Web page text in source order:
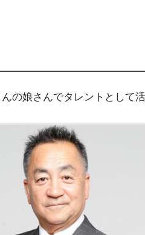
の娘さんでタレントとして活